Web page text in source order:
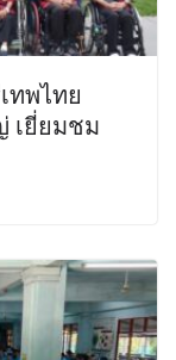
ทพไทย
เยี่ยมชม